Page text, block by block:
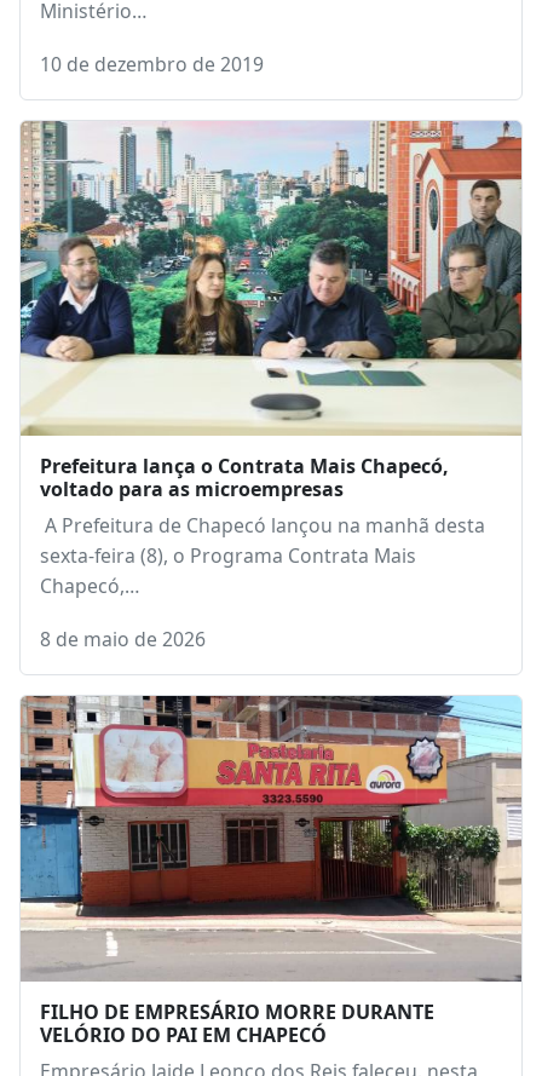
Ministério…
10 de dezembro de 2019
Prefeitura lança o Contrata Mais Chapecó,
voltado para as microempresas
A Prefeitura de Chapecó lançou na manhã desta
sexta-feira (8), o Programa Contrata Mais
Chapecó,…
8 de maio de 2026
FILHO DE EMPRESÁRIO MORRE DURANTE
VELÓRIO DO PAI EM CHAPECÓ